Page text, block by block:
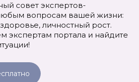
совет экспертов-
вопросам вашей жизни:
личностный рост.
экспертам портала и найдите